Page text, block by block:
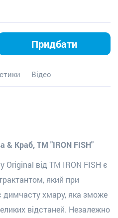
Придбати
Відео
& Краб, ТМ "IRON FISH"
від TM IRON FISH є
який при
димчасту хмару, яка зможе
відстаней. Незалежно